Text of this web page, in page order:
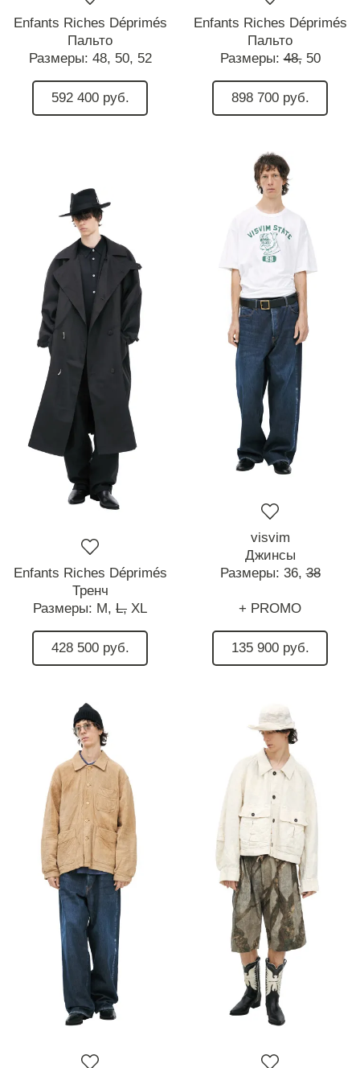
Enfants Riches Déprimés
Пальто
Размеры: 48, 50, 52
592 400 руб.
Enfants Riches Déprimés
Пальто
Размеры:48, 50
898 700 руб.
Enfants Riches Déprimés
Тренч
Размеры: M, L, XL
428 500 руб.
visvim
Джинсы
Размеры: 36, 38
+ PROMO
135 900 руб.